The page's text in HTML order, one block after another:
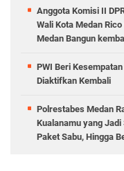
Anggota Komisi II
Wali Kota Medan
Medan Bangun
PWI Beri
Diaktifkan Kembali
Polrestabes Medan
Kualanamu yang Jadi
Paket Sabu, Hingga